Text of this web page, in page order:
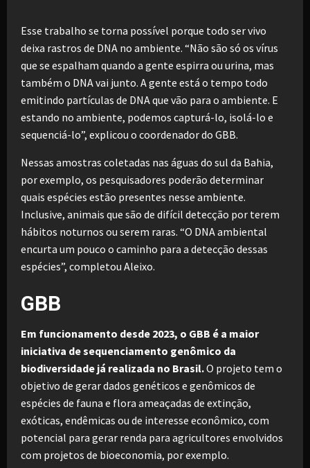
Esse trabalho se torna possível porque todo ser vivo
deixa rastros de DNA no ambiente. “Não são só os vírus
que se espalham quando a gente espirra ou urina, mas
também o DNA vai junto. A gente está o tempo todo
emitindo partículas de DNA que vão para o ambiente. E
estando no ambiente, podemos capturá-lo, isolá-lo e
sequenciá-lo”, explicou o coordenador do GBB.
Nessas amostras coletadas nas águas do sul da Bahia,
por exemplo, os pesquisadores poderão determinar
quais espécies estão presentes nesse ambiente.
Inclusive, animais que são de difícil detecção por terem
hábitos noturnos ou serem raras. “O DNA ambiental
encurta um pouco o caminho para a detecção dessas
espécies”, completou Aleixo.
GBB
Em funcionamento desde 2023, o GBB é a maior
iniciativa de sequenciamento genômico da
biodiversidade já realizada no Brasil.O projeto tem o
objetivo de gerar dados genéticos e genômicos de
espécies de fauna e flora ameaçadas de extinção,
exóticas, endêmicas ou de interesse econômico, com
potencial para gerar renda para agricultores envolvidos
com projetos de bioeconomia, por exemplo.